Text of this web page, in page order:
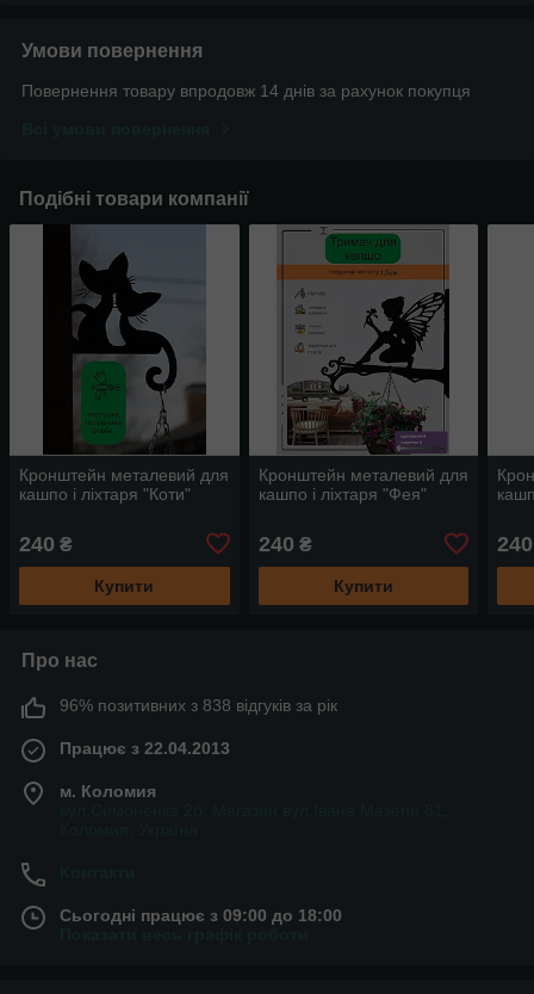
Умови повернення
Повернення товару впродовж 14 днів за рахунок покупця
Подібні товари компанії
Кронштейн металевий для
кашпо і ліхтаря "Коти"
240 ₴
Купити
Кронштейн металевий для
кашпо і ліхтаря "Фея"
240 ₴
Купити
240
Про нас
96% позитивних з 838 відгуків за рік
Працює з 22.04.2013
м. Коломия
Сьогодні працює з 09:00 до 18:00